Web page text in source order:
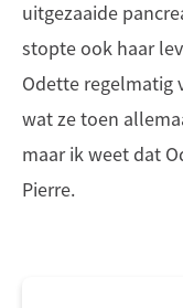
uitgezaaide
stopte ook haar
Odette regelmatig
wat ze toen
maar ik weet dat
Pierre.